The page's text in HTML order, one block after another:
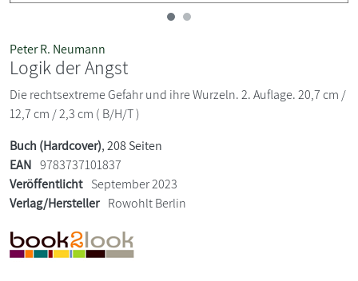
Peter R. Neumann
Logik der Angst
Die rechtsextreme Gefahr und ihre Wurzeln. 2. Auflage. 20,7 cm /
12,7 cm / 2,3 cm ( B/H/T )
Buch (Hardcover), 208 Seiten
EAN 9783737101837
Veröffentlicht September 2023
Verlag/Hersteller Rowohlt Berlin